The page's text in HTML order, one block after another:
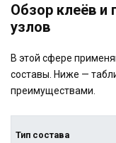
Обзор клеёв и
узлов
В этой сфере
составы. Ниже —
преимуществами.
Тип состава